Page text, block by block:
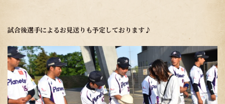
試合後選手によるお見送りも予定しております♪